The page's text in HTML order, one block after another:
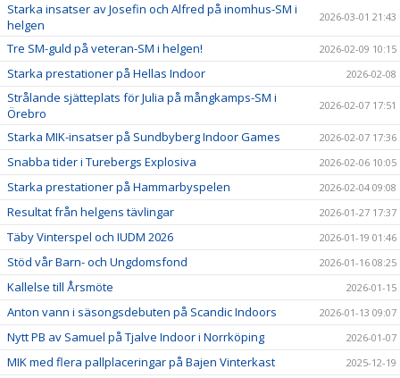
Starka insatser av Josefin och Alfred på inomhus-SM i
helgen
2026-03-01 21:43
Tre SM-guld på veteran-SM i helgen! 2026-02-09 10:15
Starka prestationer på Hellas Indoor 2026-02-08
Strålande sjätteplats för Julia på mångkamps-SM i
Örebro
2026-02-07 17:51
Starka MIK-insatser på Sundbyberg Indoor Games 2026-02-07 17:36
Snabba tider i Turebergs Explosiva 2026-02-06 10:05
Starka prestationer på Hammarbyspelen 2026-02-04 09:08
Resultat från helgens tävlingar 2026-01-27 17:37
Täby Vinterspel och IUDM 2026 2026-01-19 01:46
Stöd vår Barn- och Ungdomsfond 2026-01-16 08:25
Kallelse till Årsmöte 2026-01-15
Anton vann i säsongsdebuten på Scandic Indoors 2026-01-13 09:07
Nytt PB av Samuel på Tjalve Indoor i Norrköping 2026-01-07
MIK med flera pallplaceringar på Bajen Vinterkast 2025-12-19